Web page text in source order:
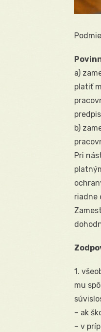
a)
platiť
b)
Pri
riadne
1.
mu
– ak
– v